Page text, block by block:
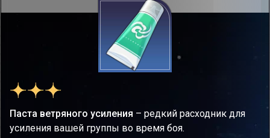
Паста ветряного усиления – редкий расходник для
усиления вашей группы во время боя.